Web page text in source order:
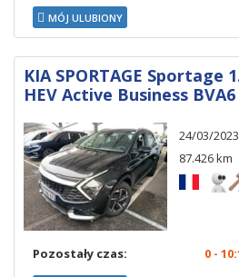
MÓJ ULUBIONY
KIA SPORTAGE Sportage
HEV Active Business
24/03/2023
87.426 km
Pozostały czas: 0 -